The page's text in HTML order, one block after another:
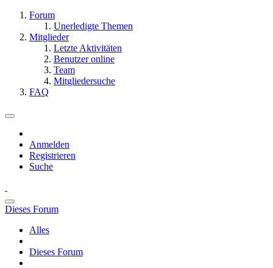
Forum
Unerledigte Themen
Mitglieder
Letzte Aktivitäten
Benutzer online
Team
Mitgliedersuche
FAQ
Anmelden
Registrieren
Suche
Dieses Forum
Alles
Dieses Forum